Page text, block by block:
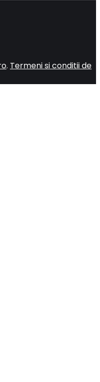
. Termeni si conditii de